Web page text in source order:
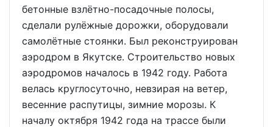
бетонные взлётно-посадочные полосы,
сделали рулёжные дорожки, оборудовали
самолётные стоянки. Был реконструирован
аэродром в Якутске. Строительство новых
аэродромов началось в 1942 году. Работа
велась круглосуточно, невзирая на ветер,
весенние распутицы, зимние морозы. К
началу октября 1942 года на трассе были